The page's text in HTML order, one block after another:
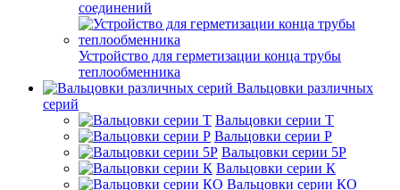
соединений
Устройство для герметизации конца трубы
теплообменника
Вальцовки различных
серий
Вальцовки серии Т
Вальцовки серии Р
Вальцовки серии 5Р
Вальцовки серии К
Вальцовки серии КО